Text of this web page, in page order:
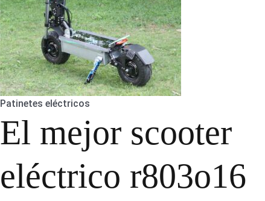
Patinetes eléctricos
El mejor scooter
eléctrico r803o16